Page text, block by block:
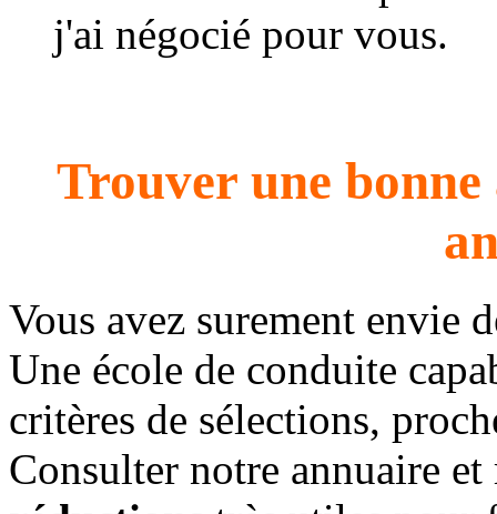
j'ai négocié pour vous.
Trouver une
Vous avez surement envie
Une école de conduite
critères de sélections,
Consulter notre annuaire